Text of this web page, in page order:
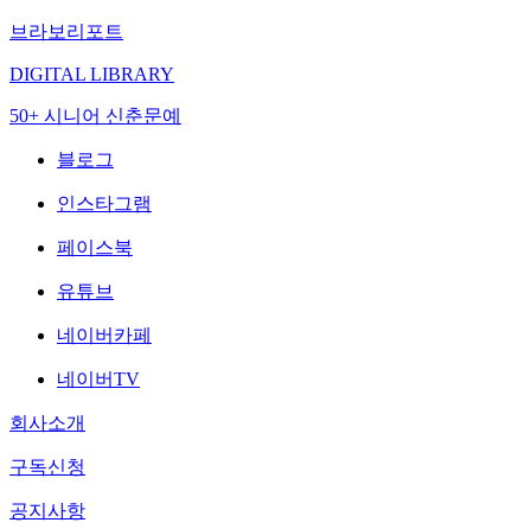
브라보리포트
DIGITAL LIBRARY
50+ 시니어 신춘문예
블로그
인스타그램
페이스북
유튜브
네이버카페
네이버TV
회사소개
구독신청
공지사항